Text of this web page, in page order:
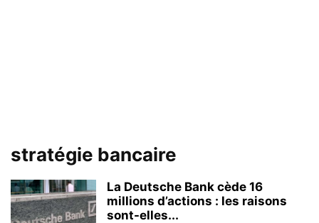
stratégie bancaire
La Deutsche Bank cède 16
millions d’actions : les raisons
sont-elles...